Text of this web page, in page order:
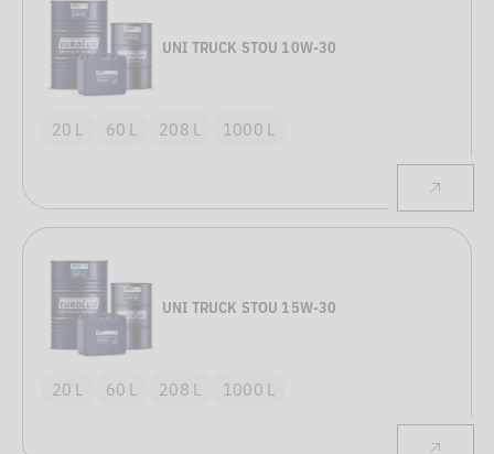
UNI TRUCK STOU 10W-30
20 L 60 L 208 L 1000 L
UNI TRUCK STOU 15W-30
20 L 60 L 208 L 1000 L